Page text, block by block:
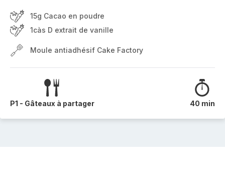
15g Cacao en poudre
1càs D extrait de vanille
Moule antiadhésif Cake Factory
P1 - Gâteaux à partager 40 min